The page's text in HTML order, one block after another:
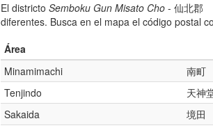
El districto Semboku Gun Misato Cho - 仙北郡
diferentes. Busca en el mapa el código postal
Área
Minamimachi
南町
Tenjindo
天神
Sakaida
境田